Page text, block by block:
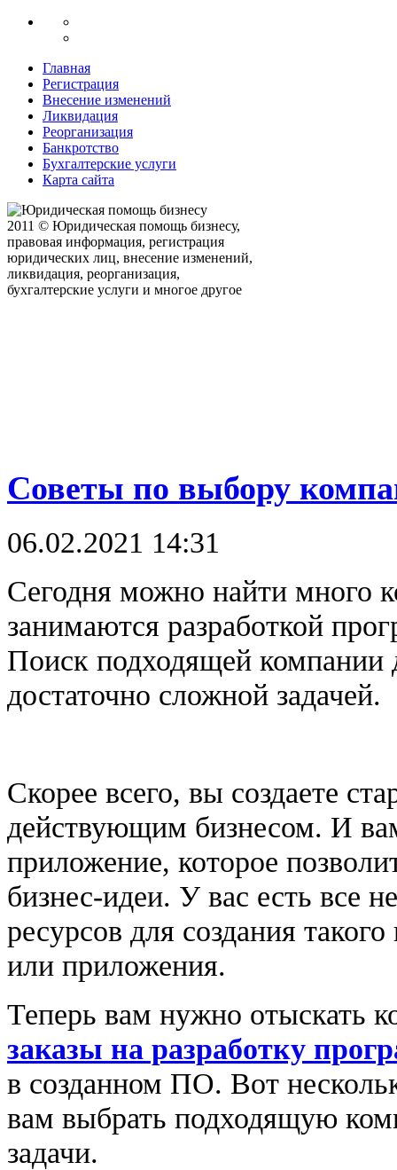
Главная
Регистрация
Внесение изменений
Ликвидация
Реорганизация
Банкротство
Бухгалтерские услуги
Карта сайта
Советы по выбору
06.02.2021 14:31
Сегодня можно найти много
занимаются разработкой
Поиск подходящей компании
достаточно сложной задачей.
Скорее всего, вы создаете
действующим бизнесом. И
приложение, которое
бизнес-идеи. У вас есть все
ресурсов для создания
или приложения.
Теперь вам нужно отыскать
заказы на разработку
в созданном ПО. Вот
вам выбрать подходящую
задачи.
2011 © Юридическая помощь бизнесу,
правовая информация, регистрация
юридических лиц, внесение изменений,
ликвидация, реорганизация,
бухгалтерские услуги и многое другое